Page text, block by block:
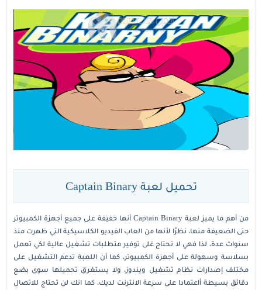
تحميل لعبة Captain Binary
من أهم ما يميز لعبة Captain Binary أنها خفيفة على جميع أجهزة الكمبيوتر
حتى الضعيفة منها، نظرًا لأنها من العاب الفيديو الكلاسيكية التي ظهرت منذ
سنوات عدة، لذا فهي لا تحتاج غلى توفير متطلبات تشغيل عالية لكي تعمل
بسلاسة وسهولة على أجهزة الكمبيوتر، كما أن اللعبة تدعم التشغيل على
مختلف إصدارات نظام تشغيل ويندوز، ولا يستغرق تحميلها سوى بضع
دقائق بسيطة أاعتمادا على سرعة الانترنت لديك، كما انك لن تحتاج للاتصال